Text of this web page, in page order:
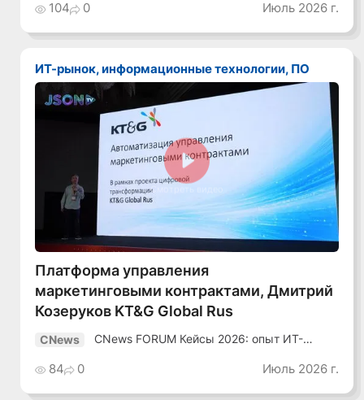
104 0 Июль 2026 г.
ИТ-рынок, информационные технологии, ПО
Смотреть видео
Платформа управления
маркетинговыми контрактами, Дмитрий
Козеруков KT&G Global Rus
CNews
CNews FORUM Кейсы 2026: опыт ИТ-
84 0 Июль 2026 г.